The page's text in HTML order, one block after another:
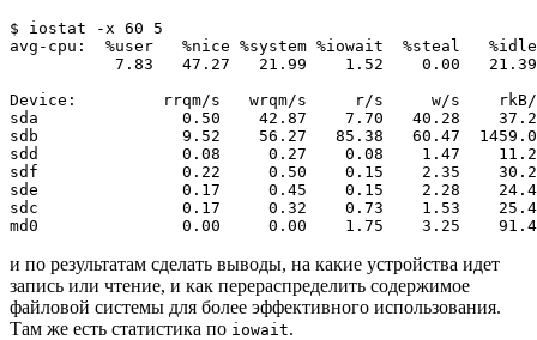
$ iostat -x 60 5
avg-cpu:  %user   %nice %system %iowait  %steal   %idle
           7.83   47.27   21.99    1.52    0.00   21.39
Device:         rrqm/s   wrqm/s     r/s     w/s    rkB/s
sda               0.50    42.87    7.70   40.28    37.27
sdb               9.52    56.27   85.38   60.47
sdd               0.08     0.27    0.08    1.47
sdf               0.22     0.50    0.15    2.35
sde               0.17     0.45    0.15    2.28
sdc               0.17     0.32    0.73    1.53
и по результатам сделать выводы, на какие устройства идет
запись или чтение, и как перераспределить содержимое
файловой системы для более эффективного использования.
Там же есть статистика по iowait.